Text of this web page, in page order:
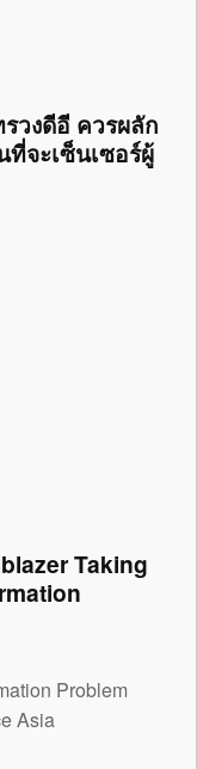
วงดีอี ควรผลัก
จะเซ็นเซอร์ผู้
Taking
Problem
Asia